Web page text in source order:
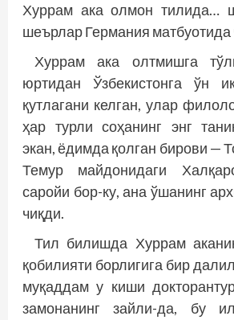
Хуррам ака олмон тилида…
шеърлар Германия матбуотида
Хуррам ака олтмишга
юртидан Ўзбекистонга ўн
қутлагани келган, улар
ҳар турли соҳанинг энг
экан, ёдимда қолган бирови —
Темур майдонидаги
саройи бор-ку, ана ўшанинг
чиқди.
Тил билишда Хуррам
қобилияти борлигига бир
муқаддам у киши
замонанинг зайли-да, бу